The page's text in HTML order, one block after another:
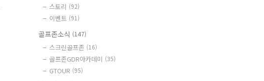
스토리 (92)
이벤트 (91)
골프존소식 (147)
스크린골프존 (16)
골프존GDR아카데미 (35)
GTOUR (95)